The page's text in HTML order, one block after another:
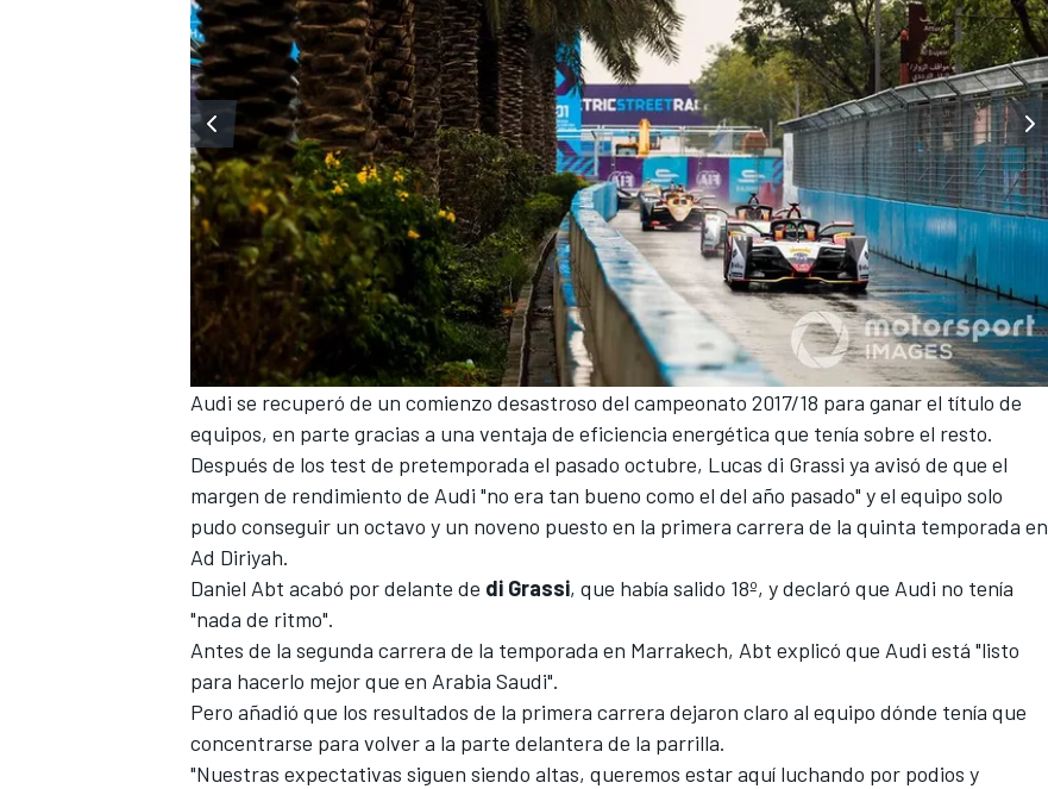
Audi se recuperó de un comienzo desastroso del campeonato 2017/18 para ganar el título de
equipos, en parte gracias a una ventaja de eficiencia energética que tenía sobre el resto.
Después de los test de pretemporada el pasado octubre, Lucas di Grassi ya avisó de que el
margen de rendimiento de Audi "no era tan bueno como el del año pasado" y el equipo solo
pudo conseguir un octavo y un noveno puesto en la primera carrera de la quinta temporada en
Ad Diriyah.
Daniel Abt acabó por delante de di Grassi, que había salido 18º, y declaró que Audi no tenía
"nada de ritmo".
Antes de la segunda carrera de la temporada en Marrakech, Abt explicó que Audi está "listo
para hacerlo mejor que en Arabia Saudi".
Pero añadió que los resultados de la primera carrera dejaron claro al equipo dónde tenía que
concentrarse para volver a la parte delantera de la parrilla.
"Nuestras expectativas siguen siendo altas, queremos estar aquí luchando por podios y